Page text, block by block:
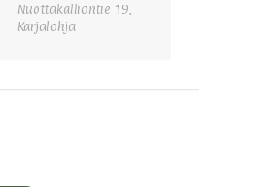
Nuottakalliontie 19,
Karjalohja